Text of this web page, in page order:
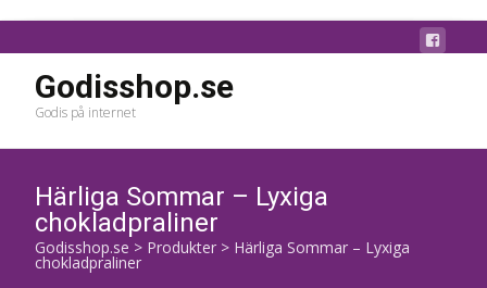
Godisshop.se
Godis på internet
Härliga Sommar – Lyxiga
chokladpraliner
Godisshop.se > Produkter > Härliga Sommar – Lyxiga
chokladpraliner